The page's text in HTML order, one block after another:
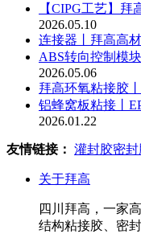
【CIPG工艺】
2026.05.10
连接器丨拜高高
ABS转向控制模
2026.05.06
拜高环氧粘接胶
铝蜂窝板粘接丨
2026.01.22
友情链接： 灌封胶密
关于拜高
四川拜高，一家
结构粘接胶、密